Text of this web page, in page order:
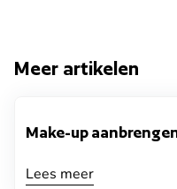
Meer artikelen
Make-up
Lees meer